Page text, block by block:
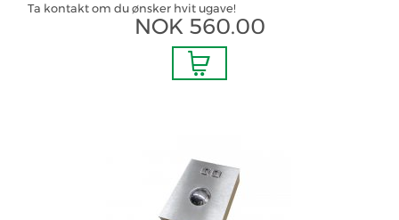
Ta kontakt om du ønsker hvit ugave!
NOK 560.00